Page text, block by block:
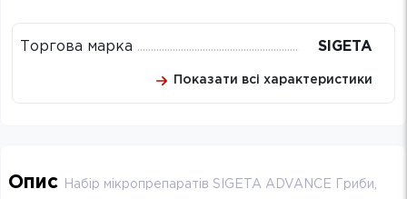
Торгова марка SIGETA
Показати всі характеристики
Опис Набір мікропрепаратів SIGETA ADVANCE Гриби,